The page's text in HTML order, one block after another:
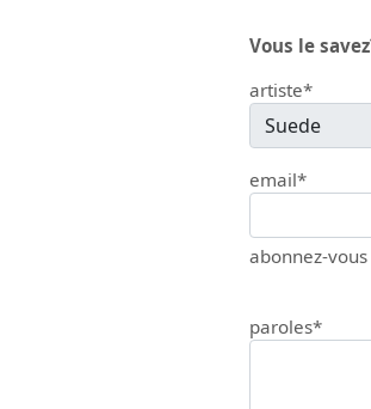
Vous le
artiste*
email*
abonnez-
paroles*